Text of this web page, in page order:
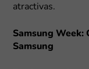
atractivas.
Samsung Week:
Samsung